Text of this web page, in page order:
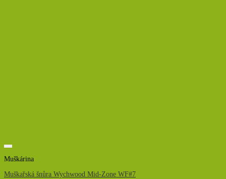
Muškárina
Muškařská šnůra Wychwood Mid-Zone WF#7